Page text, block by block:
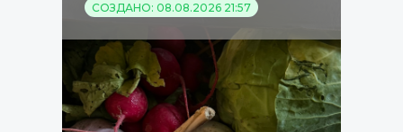
СОЗДАНО: 08.08.2026 21:57